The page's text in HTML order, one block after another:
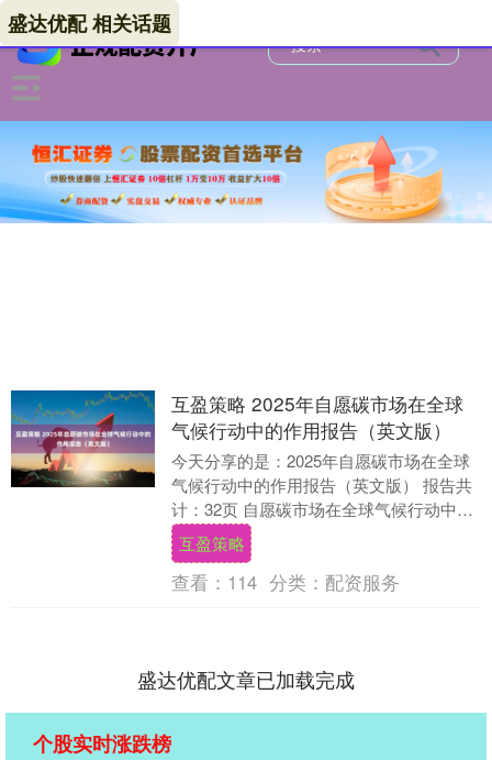
盛达优配 相关话题
互盈策略 2025年自愿碳市场在全球
气候行动中的作用报告（英文版）
今天分享的是：2025年自愿碳市场在全球
气候行动中的作用报告（英文版） 报告共
计：32页 自愿碳市场在全球气候行动中的
作用与发展展望 自愿碳市场（VCM）作为
全....
互盈策略
查看： 114 分类： 配资服务
盛达优配文章已加载完成
个股实时涨跌榜